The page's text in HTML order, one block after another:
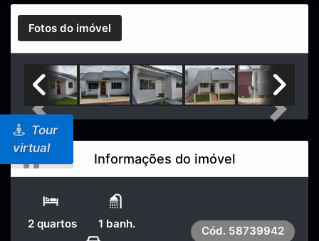
Fotos do imóvel
Previous Next
Tour
virtual
Informações do imóvel
2 quartos 1 banh.
Cód. 58739942